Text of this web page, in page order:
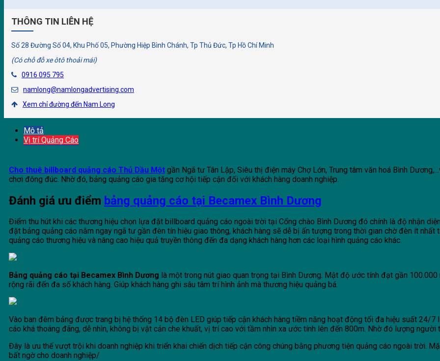
THÔNG TIN LIÊN HỆ
Số 28 Đường Số 04, Khu Phố 05, Phường Hiệp Bình Chánh, Tp Thủ Đức, Tp Hồ Chí Minh
(Có chỗ đỗ xe ôtô thoải mái)
0916 095 795
namlong@namlongadvertising.com
Xem chỉ đường đến Nam Long
Mô tả
Vị trí Quảng Cáo
Cho thuê billboard quảng cáo Thủ Dầu Một gần Ngã tư Tân Lập, Siêu thị điện máy Chợ Lớn, Trung tâm văn hoá Bình
chơi đông đúc. Nhờ đó, bảng quảng cáo gia tăng cơ hội tiếp cận đối với khách hàng doanh nghiệp.
Đánh giá ưu điểm bảng quảng cáo tại Becamex Bình Dương
Điểm thu hút khi các thương hiệu chọn lựa đặt billboard quảng cáo ngoài trời tại Cổng chào Bình Dương đó chính là độ nhận
đặt bảng quảng cáo nằm ngay ngã tư gần đèn tín hiệu giao thông, khách hàng sẽ dễ bị ấn tượng trong thời gian chờ đèn ít
quảng cáo thương hiệu và nâng cao hiệu quả truyền thông đến đa dạng khách hàng hơn các loại hình quảng cáo khác.
Bảng quảng cáo tại Becamex Bình Dương là một trong nút giao quan trọng tại Bình Dương. Mật độ ước tính đạt gần
rộng rãi đến đa số khách hàng. Giúp khách hàng ghi sâu tâm trí hình ảnh mà thương hiệu quảng bá.
Vào ban đêm bảng được trang bị hệ thống 14 bộ đèn LED giúp tiếp cận khách hàng tiềm năng hoạt động tối đa hiệu suất 24/7
cáo khá thoáng đãng, dễ nhìn, không bị vật cản che khuất, vị trí cao với tầm nhìn xa ước tính lên đến 800m. Nhờ đó lượng
Đây là ưu thế vượt trội khi doanh nghiệp khi triển khai chiến dịch tiếp cận công chúng bằng phương tiện quảng cáo ngoài trời.
bất ngờ cho doanh nghiệp/